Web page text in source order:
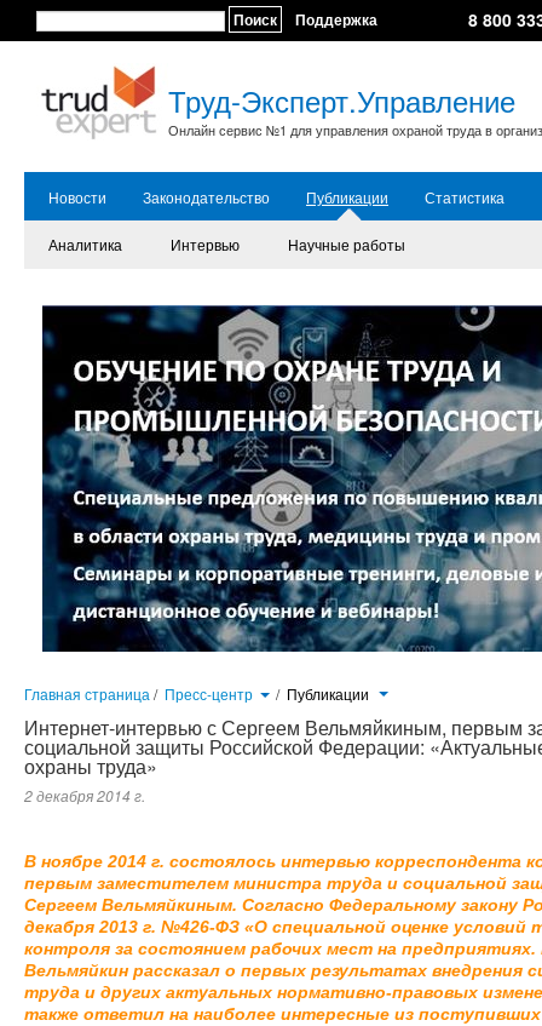
Поиск Поддержка 8 800
Труд-Эксперт.Управление
Онлайн сервис №1 для управления охраной труда в
Новости Законодательство Публикации Статистика
Аналитика Интервью Научные работы
Главная страница / Пресс-центр / Публикации
Интернет-интервью с Сергеем Вельмяйкиным, первым
социальной защиты Российской Федерации:
охраны труда»
2 декабря 2014 г.
В ноябре 2014 г. состоялось интервью корреспондента
первым заместителем министра труда и социальной
Сергеем Вельмяйкиным. Согласно Федеральному закону
декабря 2013 г. №426-ФЗ «О специальной оценке условий
контроля за состоянием рабочих мест на
Вельмяйкин рассказал о первых результатах внедрения
труда и других актуальных нормативно-правовых
также ответил на наиболее интересные из